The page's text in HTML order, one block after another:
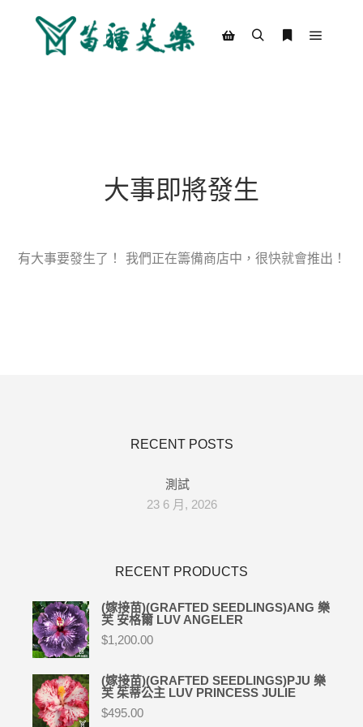
大事即將發生
有大事要發生了！ 我們正在籌備商店中，很快就會推出！
RECENT POSTS
測試
23 6 月, 2026
RECENT PRODUCTS
(嫁接苗)(GRAFTED SEEDLINGS)ANG 樂
芙 安格爾 LUV ANGELER
$1,200.00
(嫁接苗)(GRAFTED SEEDLINGS)PJU 樂
芙 茱蒂公主 LUV PRINCESS JULIE
$495.00